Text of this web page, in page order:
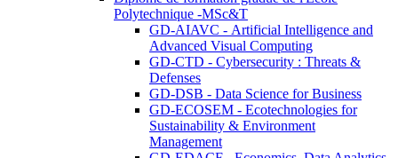
Polytechnique -MSc&T
GD-AIAVC - Artificial Intelligence and
Advanced Visual Computing
GD-CTD - Cybersecurity : Threats &
Defenses
GD-DSB - Data Science for Business
GD-ECOSEM - Ecotechnologies for
Sustainability & Environment
Management